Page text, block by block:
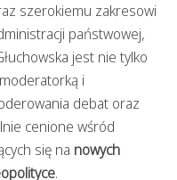
szerokiemu zakresowi
państwowej,
jest nie tylko
i
debat oraz
cenione wśród
się na nowych
.